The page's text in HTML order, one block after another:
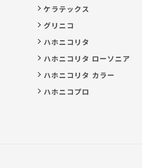
ケラテックス
グリニコ
ハホニコリタ
ハホニコリタ ローソニア
ハホニコリタ カラー
ハホニコプロ